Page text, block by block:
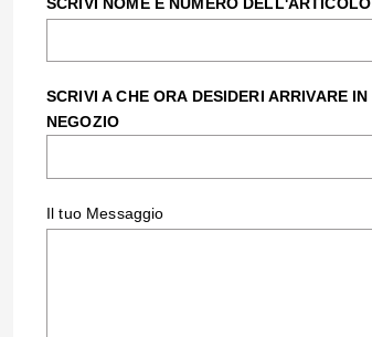
SCRIVI NOME E NUMERO DELL'ARTICOLO
SCRIVI A CHE ORA DESIDERI ARRIVARE IN
NEGOZIO
Il tuo Messaggio